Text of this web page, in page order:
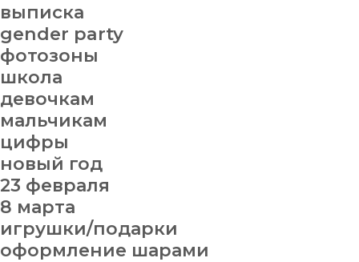
выписка
gender party
фотозоны
школа
девочкам
мальчикам
цифры
новый год
23 февраля
8 марта
игрушки/подарки
оформление шарами